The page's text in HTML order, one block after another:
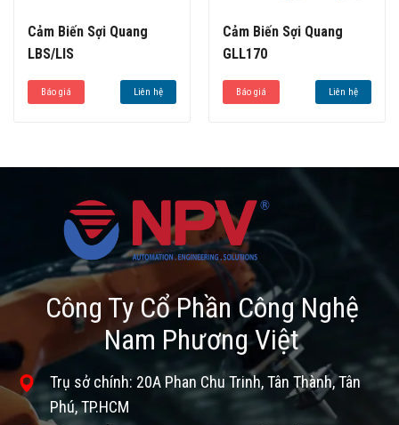
Cảm Biến Sợi Quang
LBS/LIS
Báo giá Liên hệ
Cảm Biến Sợi Quang
GLL170
Báo giá Liên hệ
Công Ty Cổ Phần Công Nghệ
Nam Phương Việt
Trụ sở chính: 20A Phan Chu Trinh, Tân Thành, Tân
Phú, TP.HCM